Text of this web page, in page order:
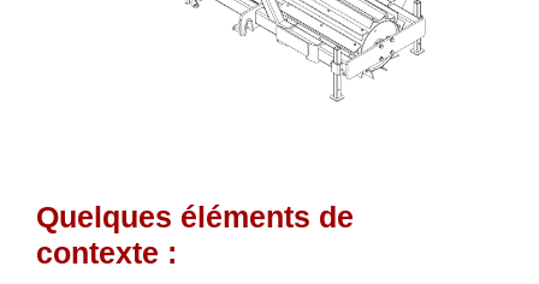
Quelques éléments de
contexte :